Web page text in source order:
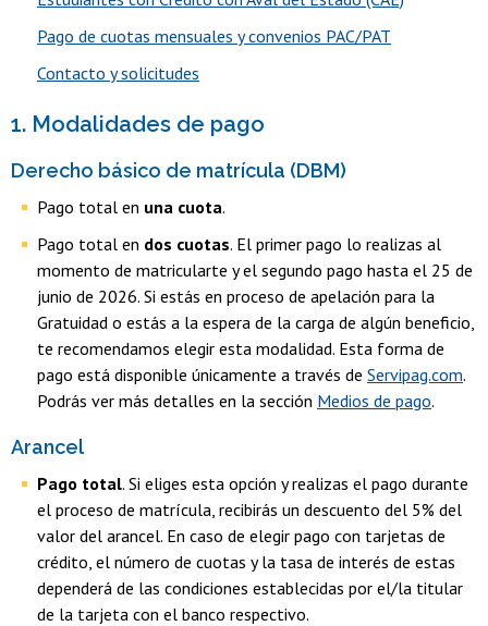
Pago de cuotas mensuales y convenios PAC/PAT
Contacto y solicitudes
1. Modalidades de pago
Derecho básico de matrícula (DBM)
Pago total en una cuota.
Pago total en dos cuotas. El primer pago lo realizas al
momento de matricularte y el segundo pago hasta el 25 de
junio de 2026. Si estás en proceso de apelación para la
Gratuidad o estás a la espera de la carga de algún beneficio,
te recomendamos elegir esta modalidad. Esta forma de
pago está disponible únicamente a través de Servipag.com.
Podrás ver más detalles en la sección Medios de pago.
Arancel
Pago total. Si eliges esta opción y realizas el pago durante
el proceso de matrícula, recibirás un descuento del 5% del
valor del arancel. En caso de elegir pago con tarjetas de
crédito, el número de cuotas y la tasa de interés de estas
dependerá de las condiciones establecidas por el/la titular
de la tarjeta con el banco respectivo.